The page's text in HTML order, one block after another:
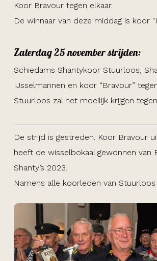
Koor Bravour tegen elkaar.
De winnaar van deze middag is koor
Zaterdag 25 november strijden:
Schiedams Shantykoor Stuurloos,
IJsselmannen en koor “Bravour”
Stuurloos zal het moeilijk krijgen
De strijd is gestreden. Koor Bravour
heeft de wisselbokaal gewonnen van
Shanty’s 2023.
Namens alle koorleden van